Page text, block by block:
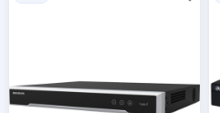
STOK
DURUMU